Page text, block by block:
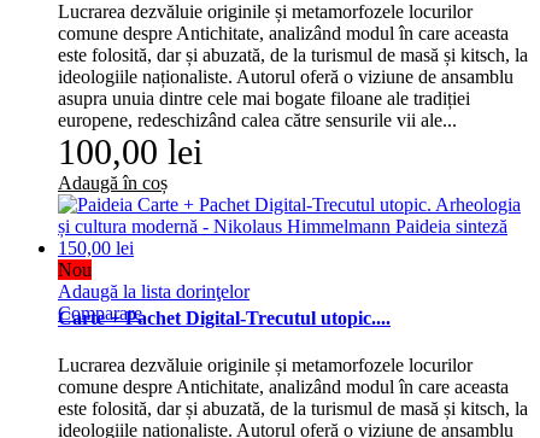
Lucrarea dezvăluie originile și metamorfozele locurilor
comune despre Antichitate, analizând modul în care aceasta
este folosită, dar și abuzată, de la turismul de masă și kitsch, la
ideologiile naționaliste. Autorul oferă o viziune de ansamblu
asupra unuia dintre cele mai bogate filoane ale tradiției
europene, redeschizând calea către sensurile vii ale...
100,00 lei
Adaugă în coș
Nou
Adaugă la lista dorinţelor
Comparare
Carte + Pachet Digital-Trecutul utopic....
Lucrarea dezvăluie originile și metamorfozele locurilor
comune despre Antichitate, analizând modul în care aceasta
este folosită, dar și abuzată, de la turismul de masă și kitsch, la
ideologiile naționaliste. Autorul oferă o viziune de ansamblu